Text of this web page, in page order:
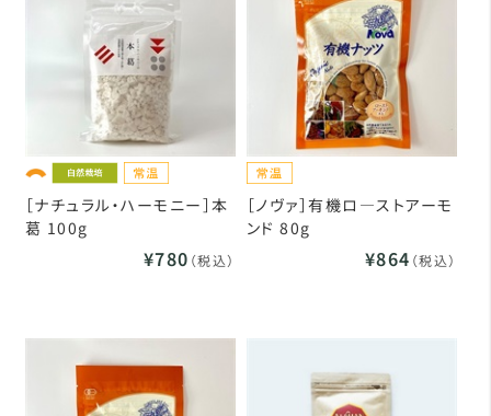
［ナチュラル・ハーモニー］本
葛 100g
¥780 （税込）
［ノヴァ］有機ロ―ストアーモ
ンド 80g
¥864 （税込）